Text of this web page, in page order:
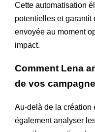
Cette automatisation
potentielles et garantit
envoyée au moment
impact.
Comment Lena
de vos
Au-delà de la création
également analyser